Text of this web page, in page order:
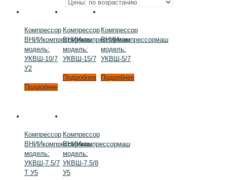
Компрессор
ВНИИкомпрессормаш
модель:
УКВШ-10/7
У2
Подробнее
Компрессор
ВНИИкомпрессормаш
модель:
УКВШ-15/7
Подробнее
Компрессор
ВНИИкомпрессормаш
модель:
УКВШ-5/7
Подробнее
Компрессор
ВНИИкомпрессормаш
модель:
УКВШ-7.5/7
Т У5
Компрессор
ВНИИкомпрессормаш
модель:
УКВШ-7.5/8
У5